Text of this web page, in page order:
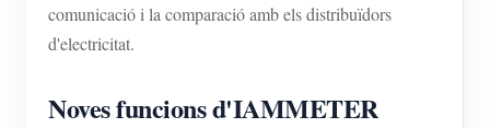
comunicació i la comparació amb els distribuïdors
d'electricitat.
Noves funcions d'IAMMETER